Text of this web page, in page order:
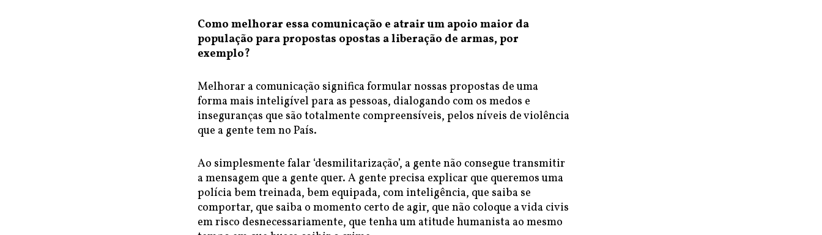
Como melhorar essa comunicação e atrair um apoio maior da
população para propostas opostas a liberação de armas, por
exemplo?
Melhorar a comunicação significa formular nossas propostas de uma
forma mais inteligível para as pessoas, dialogando com os medos e
inseguranças que são totalmente compreensíveis, pelos níveis de violência
que a gente tem no País.
Ao simplesmente falar ‘desmilitarização’, a gente não consegue transmitir
a mensagem que a gente quer. A gente precisa explicar que queremos uma
polícia bem treinada, bem equipada, com inteligência, que saiba se
comportar, que saiba o momento certo de agir, que não coloque a vida civis
em risco desnecessariamente, que tenha um atitude humanista ao mesmo